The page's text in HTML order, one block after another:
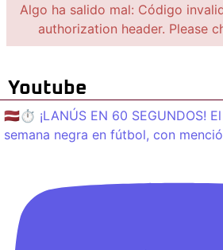
Algo ha salido mal: Código
authorization header. Please
Youtube
🇱🇻⏱️ ¡LANÚS EN 60 SEGUNDOS!
semana negra en fútbol, con